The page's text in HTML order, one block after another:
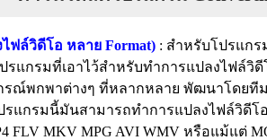
ฟล์วิดีโอ หลาย Format) : สำหรับโปรแก
รแกรมที่เอาไว้สำหรับทำการแปลงไฟล์วิ
รณ์พกพาต่างๆ ที่หลากหลาย พัฒนาโดย
ปรแกรมนี้มันสามารถทำการแปลงไฟล์วิดี
FLV MKV MPG AVI WMV หรือแม้แต่